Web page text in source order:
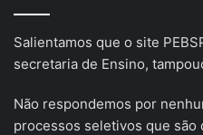
Salientamos que o site
secretaria de Ensino,
Não respondemos por
processos seletivos que